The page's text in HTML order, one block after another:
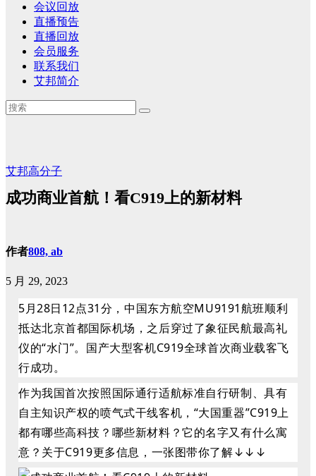
会议回放
直播预告
直播回放
会员服务
联系我们
艾邦简介
艾邦高分子
成功商业首航！看C919上的新材料
作者808, ab
5 月 29, 2023
5月28日12点31分，中国东方航空MU9191航班顺利
抵达北京首都国际机场，之后穿过了象征民航最高礼
仪的“水门”。国产大型客机C919全球首次商业载客飞
行成功。
作为我国首次按照国际通行适航标准自行研制、具有
自主知识产权的喷气式干线客机， “大国重器”C919上
都有哪些高科技？哪些新材料？它的名字又有什么寓
意？关于C919更多信息，一张图带你了解↓↓↓